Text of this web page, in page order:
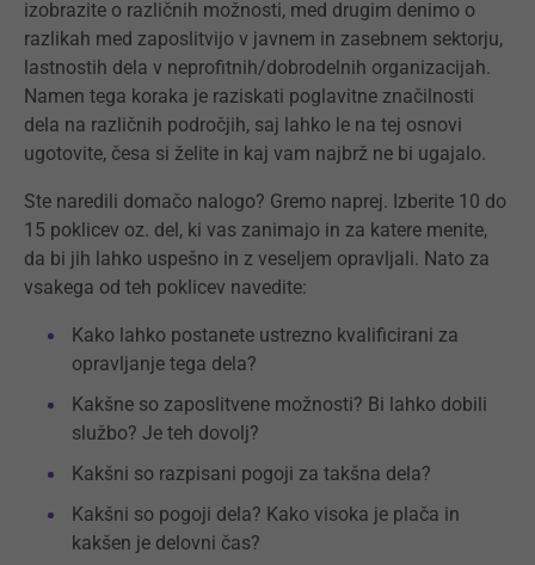
izobrazite o različnih možnosti, med drugim denimo o
razlikah med zaposlitvijo v javnem in zasebnem sektorju,
lastnostih dela v neprofitnih/dobrodelnih organizacijah.
Namen tega koraka je raziskati poglavitne značilnosti
dela na različnih področjih, saj lahko le na tej osnovi
ugotovite, česa si želite in kaj vam najbrž ne bi ugajalo.
Ste naredili domačo nalogo? Gremo naprej. Izberite 10 do
15 poklicev oz. del, ki vas zanimajo in za katere menite,
da bi jih lahko uspešno in z veseljem opravljali. Nato za
vsakega od teh poklicev navedite:
Kako lahko postanete ustrezno kvalificirani za
opravljanje tega dela?
Kakšne so zaposlitvene možnosti? Bi lahko dobili
službo? Je teh dovolj?
Kakšni so razpisani pogoji za takšna dela?
Kakšni so pogoji dela? Kako visoka je plača in
kakšen je delovni čas?